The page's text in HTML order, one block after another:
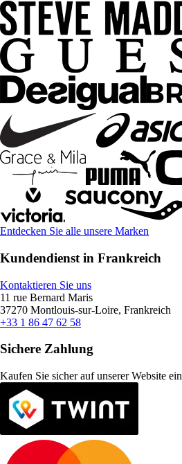
Entdecken Sie alle unsere Marken
Kundendienst in Frankreich
Kontaktieren Sie uns
11 rue Bernard Maris
37270 Montlouis-sur-Loire, Frankreich
+33 1 86 47 62 58
Sichere Zahlung
Kaufen Sie sicher auf unserer Website ein